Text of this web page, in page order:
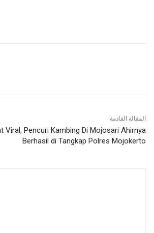
المقالة القادمة
Viral, Pencuri Kambing Di Mojosari Ahirnya
Berhasil di Tangkap Polres Mojokerto